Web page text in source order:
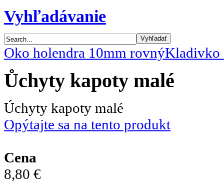
Vyhľadávanie
Oko holendra 10mm rovnýKladivko
Ůchyty kapoty malé
Úchyty kapoty malé
Opýtajte sa na tento produkt
Cena
8,80 €